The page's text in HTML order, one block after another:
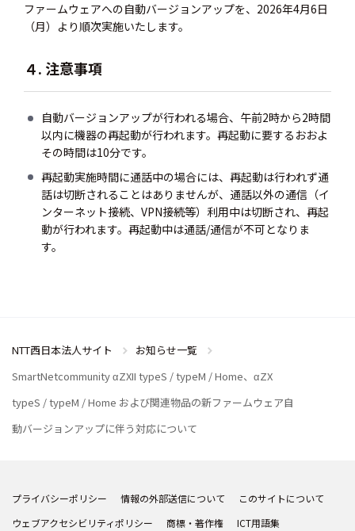
ファームウェアへの自動バージョンアップを、2026年4月6日
（月）より順次実施いたします。
４. 注意事項
自動バージョンアップが行われる場合、午前2時から2時間
以内に機器の再起動が行われます。再起動に要するおおよ
その時間は10分です。
再起動実施時間に通話中の場合には、再起動は行われず通
話は切断されることはありませんが、通話以外の通信（イ
ンターネット接続、VPN接続等）利用中は切断され、再起
動が行われます。再起動中は通話/通信が不可となりま
す。
NTT西日本法人サイト
お知らせ一覧
SmartNetcommunity αZXII typeS / typeM / Home、αZX
typeS / typeM / Home および関連物品の新ファームウェア自
動バージョンアップに伴う対応について
プライバシーポリシー 情報の外部送信について
このサイトについて
ウェブアクセシビリティポリシー
商標・著作権 ICT用語集